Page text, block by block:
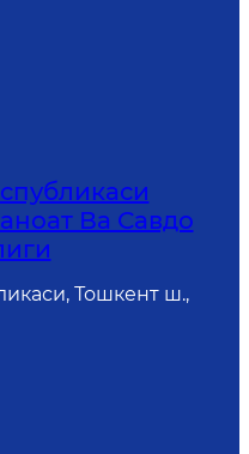
Ва Савдо
Тошкент ш.,